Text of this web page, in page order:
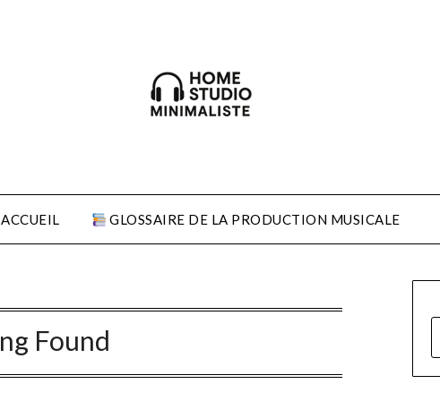
ACCUEIL GLOSSAIRE DE LA PRODUCTION MUSICALE
Found